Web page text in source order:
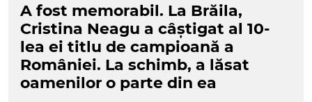
A fost memorabil. La Brăila,
Cristina Neagu a câștigat al 10-
lea ei titlu de campioană a
României. La schimb, a lăsat
oamenilor o parte din ea